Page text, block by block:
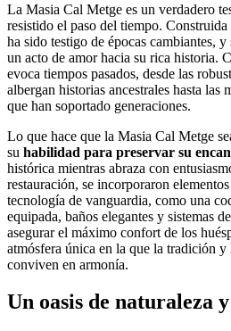
La Masia Cal Metge es un verdadero
resistido el paso del tiempo.
ha sido testigo de épocas cambiantes,
un acto de amor hacia su rica historia.
evoca tiempos pasados, desde las
albergan historias ancestrales hasta las
que han soportado generaciones.
Lo que hace que la Masia Cal Metge
su habilidad para preservar su
histórica mientras abraza con
restauración, se incorporaron
tecnología de vanguardia, como una
equipada, baños elegantes y sistemas
asegurar el máximo confort de los
atmósfera única en la que la tradición
conviven en armonía.
Un oasis de naturaleza